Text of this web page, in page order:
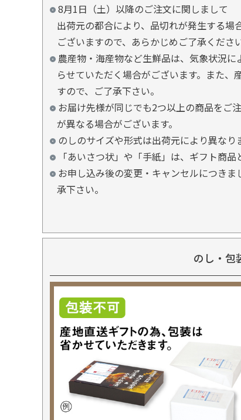
8月1日（土）以降のご注文に関しまして
出荷元の都合により、品切れが発生する
ございますので、あらかじめご了承ください
農産物・海産物など生鮮品は、気象状況
らせていただく場合がございます。また
すので、ご了承下さい。
お届け先様が同じでも2つ以上の商品をご
が異なる場合がございます。
のしのサイズや形式は出荷元により異なり
「あいさつ状」や「手紙」は、ギフト商
お申し込み後の変更・キャンセルにつき
承下さい。
のし・包